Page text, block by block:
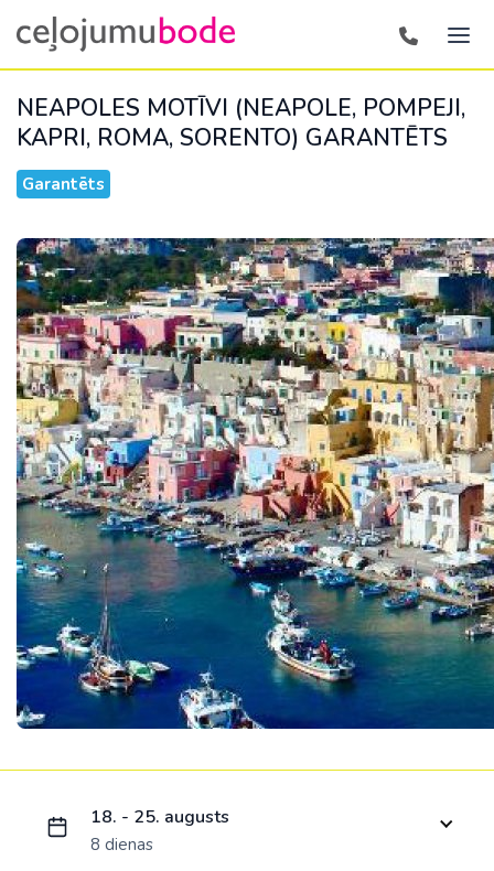
NEAPOLES MOTĪVI (NEAPOLE, POMPEJI,
KAPRI, ROMA, SORENTO) GARANTĒTS
Garantēts
18. - 25. augusts
8 dienas